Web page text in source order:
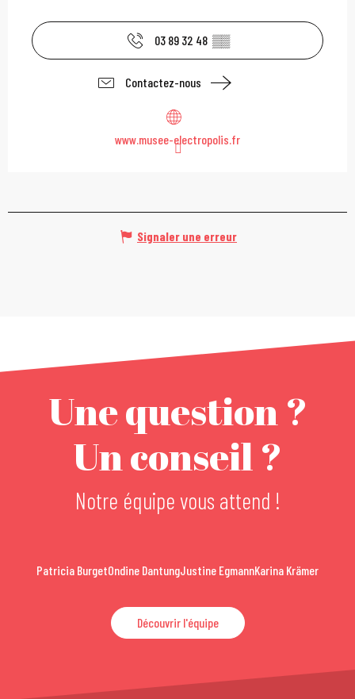
03 89 32 48 ▒▒
Contactez-nous
www.musee-electropolis.fr
Signaler une erreur
Une question ?
Un conseil ?
Notre équipe vous attend !
Patricia BurgetOndine DantungJustine EgmannKarina Krämer
Découvrir l'équipe